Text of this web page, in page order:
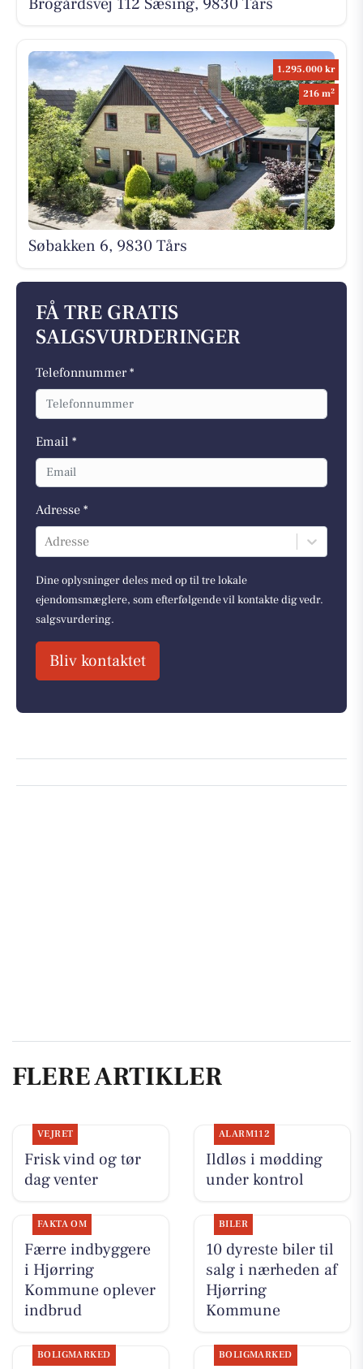
1.295.000 kr
216 m2
Søbakken 6, 9830 Tårs
FÅ TRE GRATIS
SALGSVURDERINGER
Telefonnummer *
Email *
Adresse *
Adresse
Dine oplysninger deles med op til tre lokale
ejendomsmæglere, som efterfølgende vil kontakte dig vedr.
salgsvurdering.
Bliv kontaktet
FLERE ARTIKLER
VEJRET
Frisk vind og tør
dag venter
ALARM112
Ildløs i mødding
under kontrol
FAKTA OM
Færre indbyggere
i Hjørring
Kommune oplever
indbrud
BILER
10 dyreste biler til
salg i nærheden af
Hjørring
Kommune
BOLIGMARKED BOLIGMARKED